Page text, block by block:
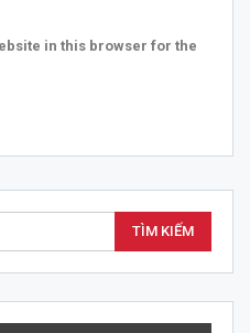
in this browser for the